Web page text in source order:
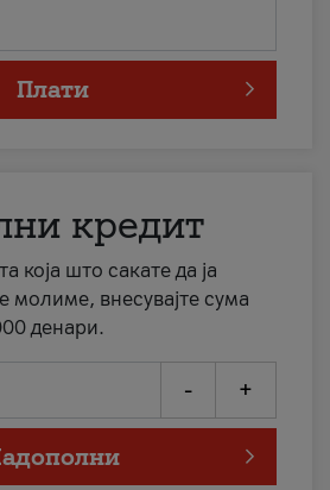
Плати
кредит
која што сакате да ја
молиме, внесувајте сума
денари.
- +